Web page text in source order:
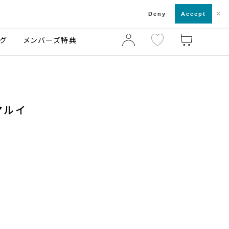
店舗一覧・来店予約
メンバーズ特典
イ
Deny Accept ×